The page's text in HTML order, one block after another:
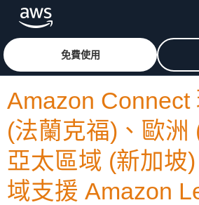
跳至主要內容按一下這裡可返回 Amazon Web
免費使用
Amazon Connect
(法蘭克福)、歐洲
亞太區域 (新加坡
域支援 Amazon